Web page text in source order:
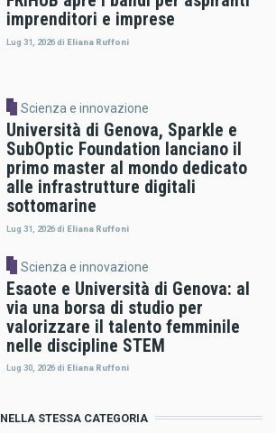
imprenditori e imprese
Lug 31, 2026di Eliana Ruffoni
Scienza e innovazione
Università di Genova, Sparkle e
SubOptic Foundation lanciano il
primo master al mondo dedicato
alle infrastrutture digitali
sottomarine
Lug 31, 2026di Eliana Ruffoni
Scienza e innovazione
Esaote e Università di Genova: al
via una borsa di studio per
valorizzare il talento femminile
nelle discipline STEM
Lug 30, 2026di Eliana Ruffoni
NELLA STESSA CATEGORIA